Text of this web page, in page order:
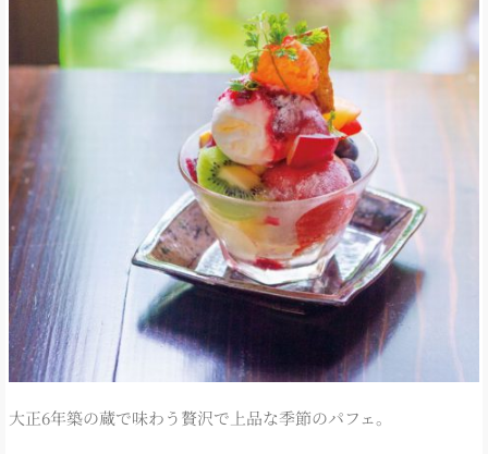
大正6年築の蔵で味わう贅沢で上品な季節のパフェ。